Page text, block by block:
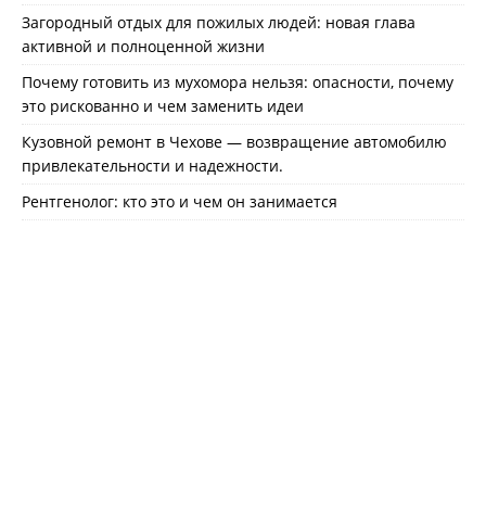
Загородный отдых для пожилых людей: новая глава
активной и полноценной жизни
Почему готовить из мухомора нельзя: опасности, почему
это рискованно и чем заменить идеи
Кузовной ремонт в Чехове — возвращение автомобилю
привлекательности и надежности.
Рентгенолог: кто это и чем он занимается